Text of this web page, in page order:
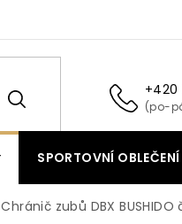
+420
SPORTOVNÍ OBLEČENÍ
Chránič zubů DBX